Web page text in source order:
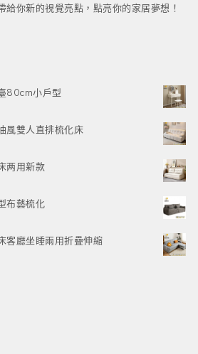
給你新的視覺亮點，點亮你的家居夢想！
80cm小戶型
風雙人直排梳化床
两用新款
布藝梳化
客廳坐睡兩用折疊伸縮